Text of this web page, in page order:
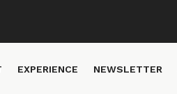
EXPERIENCE NEWSLETTER